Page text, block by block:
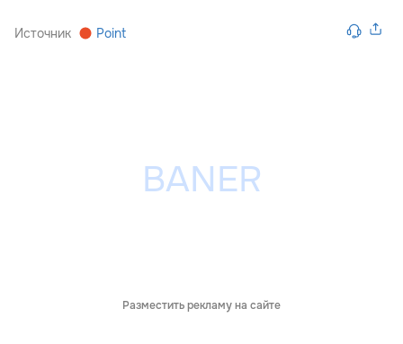
Источник Point
Разместить рекламу на сайте